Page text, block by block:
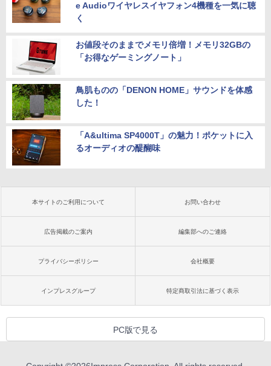
e Audioワイヤレスイヤフォン4機種を一気に聴
く
お値段そのままでメモリ倍増！メモリ32GBの
「お得なゲーミングノート」
鳥肌ものの「DENON HOME」サウンドを体感
した！
「A&ultima SP4000T」の魅力！ポケットに入
るオーディオの醍醐味
本サイトのご利用について お問い合わせ
広告掲載のご案内 編集部へのご連絡
プライバシーポリシー 会社概要
インプレスグループ 特定商取引法に基づく表示
PC版で見る